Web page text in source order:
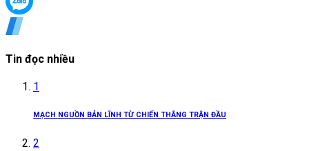
Tin đọc nhiều
1
MẠCH NGUỒN BẢN LĨNH TỪ CHIẾN THẮNG TRẬN ĐẦU
2